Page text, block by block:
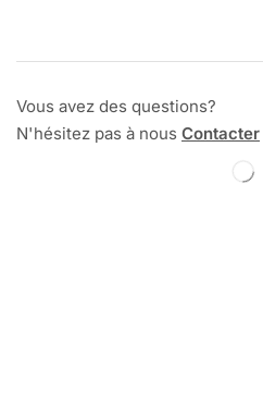
Vous avez des questions?
N'hésitez pas à nous Contacter